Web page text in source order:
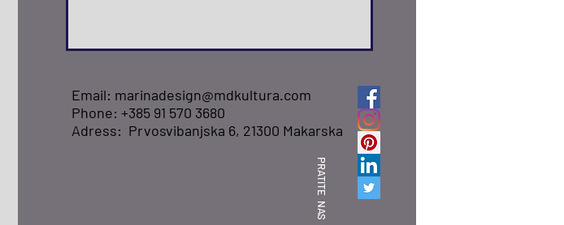
Email: marinadesign@mdkultura.com
Phone: +385 91 570 3680
Adress: Prvosvibanjska 6, 21300 Makarska
PRATITE NAS